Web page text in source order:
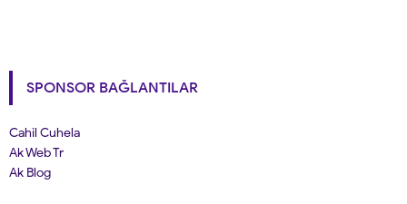
SPONSOR BAĞLANTILAR
Cahil Cuhela
Ak Web Tr
Ak Blog